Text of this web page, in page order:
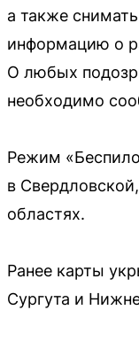
а также
информацию о
О любых
необходимо
Режим
в
областях.
Ранее карты
Сургута и